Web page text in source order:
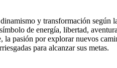
y transformación según
de energía, libertad,
la pasión por explorar nuevos
para alcanzar sus metas.